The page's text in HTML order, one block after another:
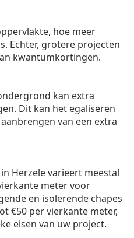
hoe meer
Echter, grotere projecten
kwantumkortingen.
kan extra
Dit kan het egaliseren
van een extra
Herzele varieert meestal
meter voor
en isolerende chapes
€50 per vierkante meter,
eisen van uw project.